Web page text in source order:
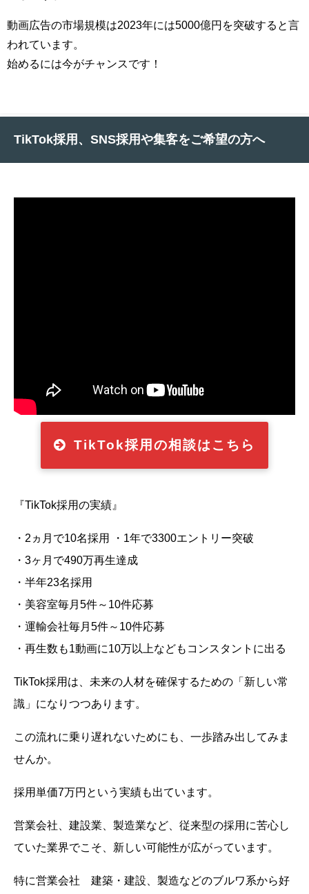
動画広告の市場規模は2023年には5000億円を突破すると言
われています。
始めるには今がチャンスです！
TikTok採用、SNS採用や集客をご希望の方へ
TikTok採用の相談はこちら
『TikTok採用の実績』
・2ヵ月で10名採用 ・1年で3300エントリー突破
・3ヶ月で490万再生達成
・半年23名採用
・美容室毎月5件～10件応募
・運輸会社毎月5件～10件応募
・再生数も1動画に10万以上などもコンスタントに出る
TikTok採用は、未来の人材を確保するための「新しい常
識」になりつつあります。
この流れに乗り遅れないためにも、一歩踏み出してみま
せんか。
採用単価7万円という実績も出ています。
営業会社、建設業、製造業など、従来型の採用に苦心し
ていた業界でこそ、新しい可能性が広がっています。
特に営業会社 建築・建設、製造などのブルワ系から好